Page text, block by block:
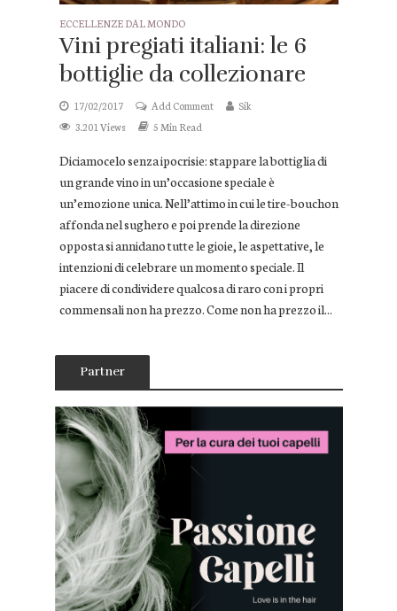
ECCELLENZE DAL MONDO
Vini pregiati italiani: le 6
bottiglie da collezionare
17/02/2017 Add Comment
Sik
3.201 Views
5 Min Read
Diciamocelo senza ipocrisie: stappare la bottiglia di
un grande vino in un’occasione speciale è
un’emozione unica. Nell’attimo in cui le tire-bouchon
affonda nel sughero e poi prende la direzione
opposta si annidano tutte le gioie, le aspettative, le
intenzioni di celebrare un momento speciale. Il
piacere di condividere qualcosa di raro con i propri
commensali non ha prezzo. Come non ha prezzo il...
Partner